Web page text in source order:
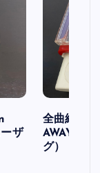
ザ
全曲紹介
AWAY」
グ）